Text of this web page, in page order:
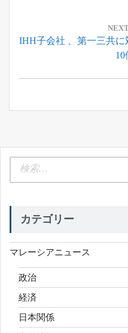
シ
ン
Next
IHH子会社 、第一三共
10
カテゴリー
マレーシアニュース
政治
経済
日本関係